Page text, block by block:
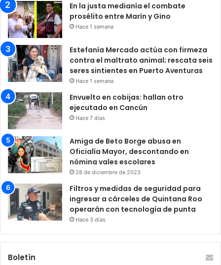
En la justa medianía el combate
prosélito entre Marín y Gino
Hace 1 semana
Estefanía Mercado actúa con firmeza
contra el maltrato animal; rescata seis
seres sintientes en Puerto Aventuras
Hace 1 semana
Envuelto en cobijas: hallan otro
ejecutado en Cancún
Hace 7 días
Amiga de Beto Borge abusa en
Oficialía Mayor, descontando en
nómina vales escolares
28 de diciembre de 2023
Filtros y medidas de seguridad para
ingresar a cárceles de Quintana Roo
operarán con tecnología de punta
Hace 3 días
Boletín